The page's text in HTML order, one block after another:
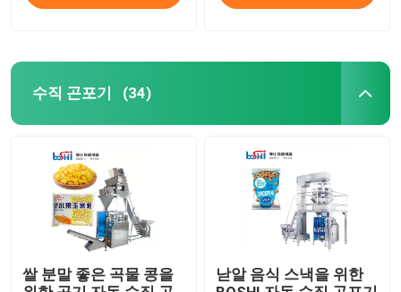
수직 곤포기 (34)
쌀 분말 좋은 곡물 콩을
낟알 음식 스낵을 위한